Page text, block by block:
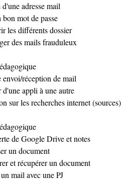
adresse mail
bon mot de passe
les différents dossier
des mails frauduleux
envoi/réception de mail
d'une appli à une autre
sur les recherches internet (sources)
de Google Drive et notes
un document
et récupérer un document
mail avec une PJ